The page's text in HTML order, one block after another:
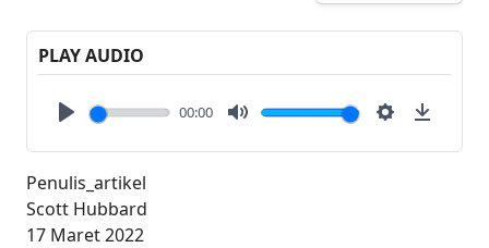
PLAY AUDIO
00:00
Penulis_artikel
Scott Hubbard
17 Maret 2022